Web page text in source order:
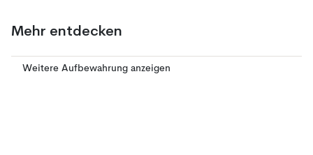
Mehr entdecken
Weitere Aufbewahrung anzeigen